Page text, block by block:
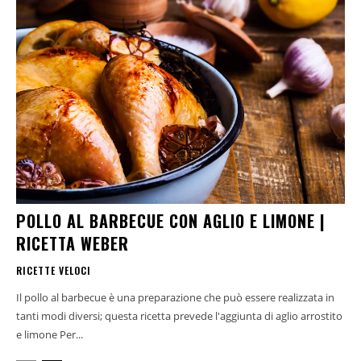
POLLO AL BARBECUE CON AGLIO E LIMONE |
RICETTA WEBER
RICETTE VELOCI
Il pollo al barbecue è una preparazione che può essere realizzata in
tanti modi diversi; questa ricetta prevede l'aggiunta di aglio arrostito
e limone Per...